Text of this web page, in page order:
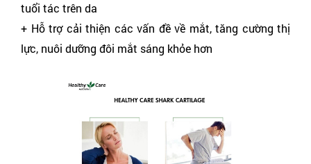
tuổi tác trên da
+ Hỗ trợ cải thiện các vấn đề về mắt, tăng cường thị
lực, nuôi dưỡng đôi mắt sáng khỏe hơn